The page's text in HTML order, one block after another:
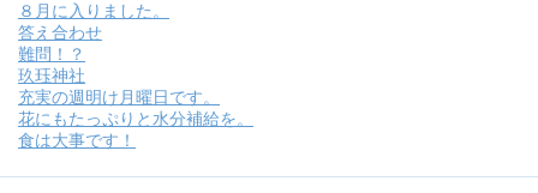
８月に入りました。
答え合わせ
難問！？
玖珏神社
充実の週明け月曜日です。
花にもたっぷりと水分補給を。
食は大事です！